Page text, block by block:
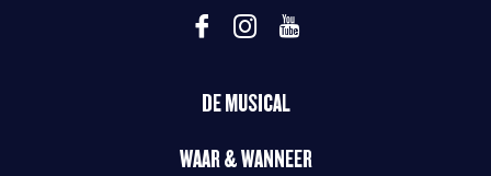
DE MUSICAL
WAAR & WANNEER